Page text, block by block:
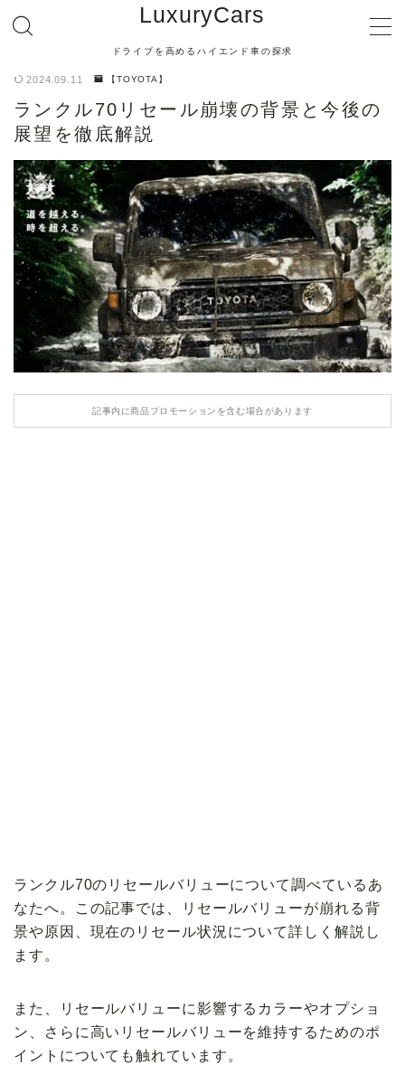
LuxuryCars
ドライブを高めるハイエンド車の探求
【TOYOTA】
【LEXUS】
【MERCEDES BENZ】
【BMW】
【AUDI】
【PORSCHE】
HONDA
2024.09.11 【TOYOTA】
ランクル70リセール崩壊の背景と今後の
展望を徹底解説
記事内に商品プロモーションを含む場合があります
ランクル70のリセールバリューについて調べているあ
なたへ。この記事では、リセールバリューが崩れる背
景や原因、現在のリセール状況について詳しく解説し
ます。
また、リセールバリューに影響するカラーやオプショ
ン、さらに高いリセールバリューを維持するためのポ
イントについても触れています。